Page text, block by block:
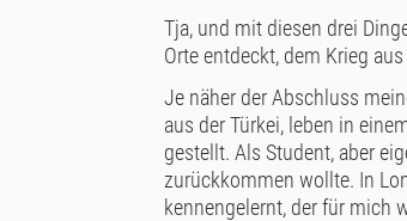
Tja, und mit diesen drei
Orte entdeckt, dem Krieg
Je näher der Abschluss
aus der Türkei, leben in
gestellt. Als Student, aber
zurückkommen wollte. In
kennengelernt, der für mich